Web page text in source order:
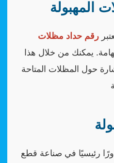
المهبولة
رقم حداد مظلات
يمكنك من خلال هذا
حول المظلات المتاحة
رئيسيًا في صناعة قطع